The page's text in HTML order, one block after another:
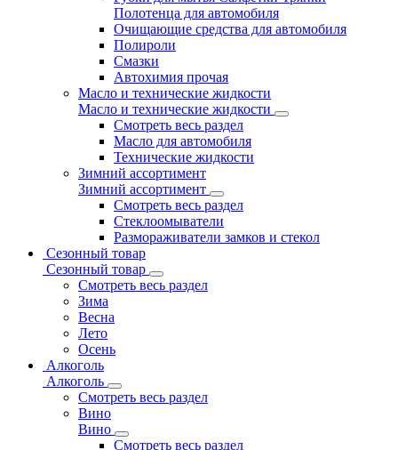
Полотенца для автомобиля
Очищающие средства для автомобиля
Полироли
Смазки
Автохимия прочая
Масло и технические жидкости
Масло и технические жидкости
Смотреть весь раздел
Масло для автомобиля
Технические жидкости
Зимний ассортимент
Зимний ассортимент
Смотреть весь раздел
Стеклоомыватели
Размораживатели замков и стекол
Сезонный товар
Сезонный товар
Смотреть весь раздел
Зима
Весна
Лето
Осень
Алкоголь
Алкоголь
Смотреть весь раздел
Вино
Вино
Смотреть весь раздел